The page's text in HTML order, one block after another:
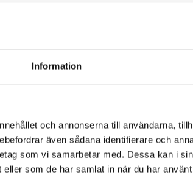
Information
och annonserna till användarna,
även sådana identifierare och
som vi samarbetar med. Dessa kan i
som de har samlat in när du har